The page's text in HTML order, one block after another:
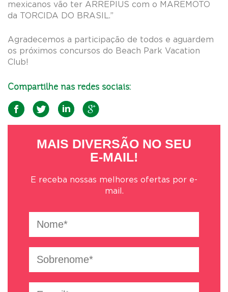
mexicanos vão ter ARREPIUS com o MAREMOTO
da TORCIDA DO BRASIL.”
Agradecemos a participação de todos e aguardem
os próximos concursos do Beach Park Vacation
Club!
Compartilhe nas redes sociais:
MAIS DIVERSÃO NO SEU
E-MAIL!
E receba nossas melhores ofertas por e-
mail.